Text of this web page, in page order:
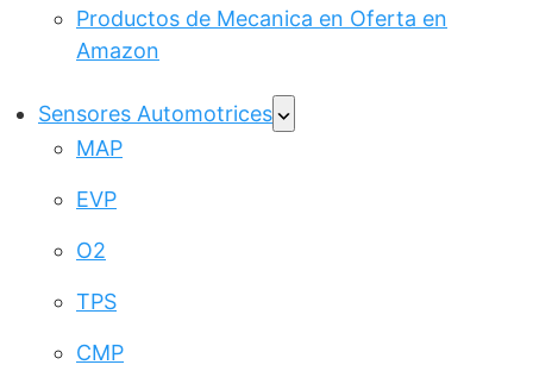
Productos de Mecanica en Oferta en
Amazon
Sensores Automotrices
MAP
EVP
O2
TPS
CMP